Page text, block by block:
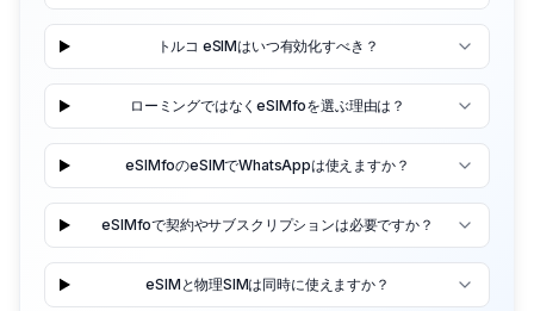
トルコ eSIMはいつ有効化すべき？
ローミングではなくeSIMfoを選ぶ理由は？
eSIMfoのeSIMでWhatsAppは使えますか？
eSIMfoで契約やサブスクリプションは必要ですか？
eSIMと物理SIMは同時に使えますか？